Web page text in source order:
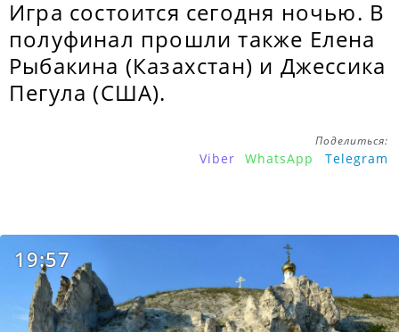
Игра состоится сегодня ночью. В
полуфинал прошли также Елена
Рыбакина (Казахстан) и Джессика
Пегула (США).
Поделиться:
Viber WhatsApp Telegram
19:57